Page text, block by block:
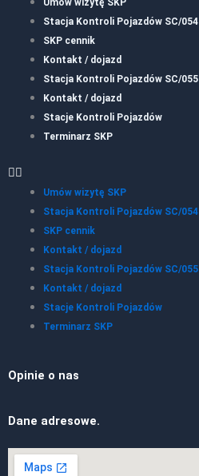
Umów wizytę SKP
Stacja Kontroli Pojazdów SC/054
SKP cennik
Kontakt / dojazd
Stacja Kontroli Pojazdów SC/055
Kontakt / dojazd
Stacje Kontroli Pojazdów
Terminarz SKP
Umów wizytę SKP
Stacja Kontroli Pojazdów SC/054
SKP cennik
Kontakt / dojazd
Stacja Kontroli Pojazdów SC/055
Kontakt / dojazd
Stacje Kontroli Pojazdów
Terminarz SKP
Opinie o nas
Dane adresowe.